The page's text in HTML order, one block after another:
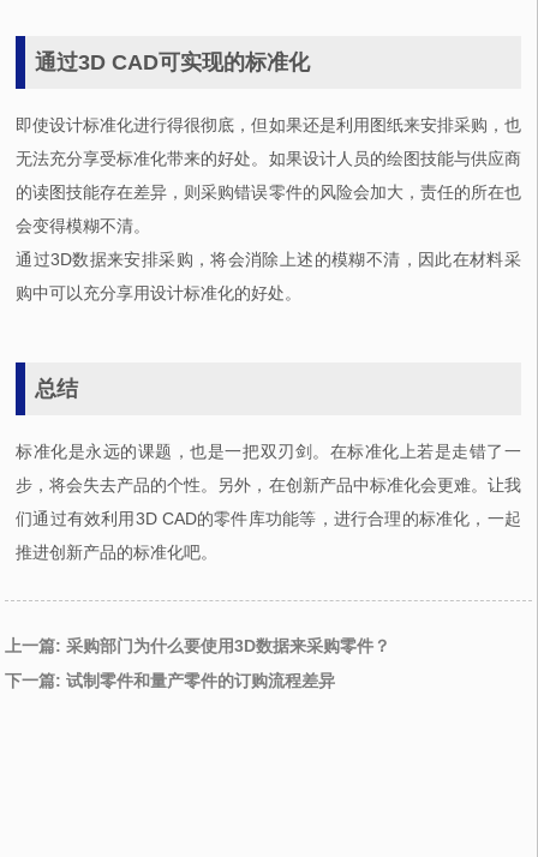
通过3D CAD可实现的标准化
即使设计标准化进行得很彻底，但如果还是利用图纸来安排采购，也
无法充分享受标准化带来的好处。如果设计人员的绘图技能与供应商
的读图技能存在差异，则采购错误零件的风险会加大，责任的所在也
会变得模糊不清。
通过3D数据来安排采购，将会消除上述的模糊不清，因此在材料采
购中可以充分享用设计标准化的好处。
总结
标准化是永远的课题，也是一把双刃剑。在标准化上若是走错了一
步，将会失去产品的个性。另外，在创新产品中标准化会更难。让我
们通过有效利用3D CAD的零件库功能等，进行合理的标准化，一起
推进创新产品的标准化吧。
上一篇: 采购部门为什么要使用3D数据来采购零件？
下一篇: 试制零件和量产零件的订购流程差异